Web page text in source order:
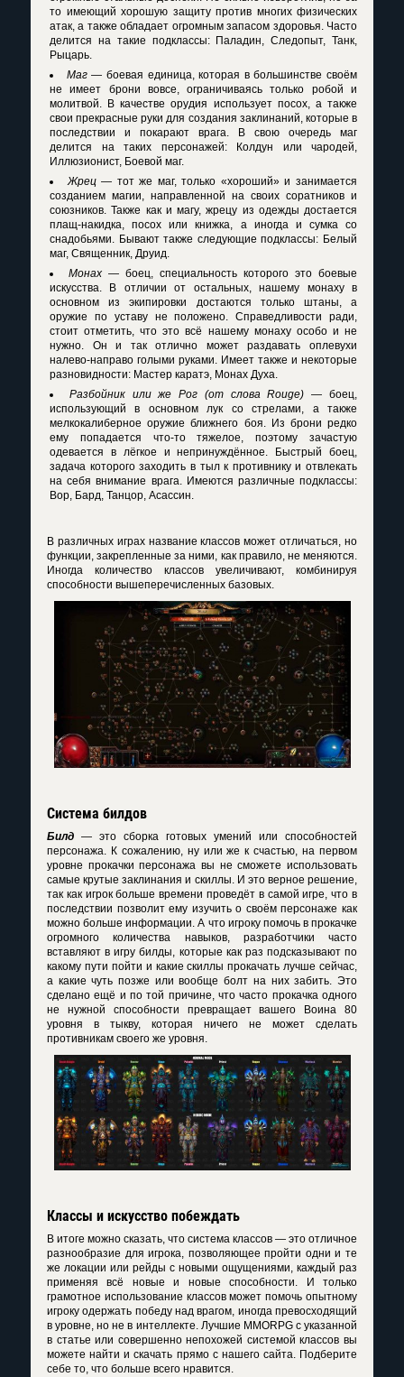
то имеющий хорошую защиту против многих физических
атак, а также обладает огромным запасом здоровья. Часто
делится на такие подклассы: Паладин, Следопыт, Танк,
Рыцарь.
Маг— боевая единица, которая в большинстве своём
не имеет брони вовсе, ограничиваясь только робой и
молитвой. В качестве орудия использует посох, а также
свои прекрасные руки для создания заклинаний, которые в
последствии и покарают врага. В свою очередь маг
делится на таких персонажей: Колдун или чародей,
Иллюзионист, Боевой маг.
Жрец— тот же маг, только «хороший» и занимается
созданием магии, направленной на своих соратников и
союзников. Также как и магу, жрецу из одежды достается
плащ-накидка, посох или книжка, а иногда и сумка со
снадобьями. Бывают также следующие подклассы: Белый
маг, Священник, Друид.
Монах — боец, специальность которого это боевые
искусства. В отличии от остальных, нашему монаху в
основном из экипировки достаются только штаны, а
оружие по уставу не положено. Справедливости ради,
стоит отметить, что это всё нашему монаху особо и не
нужно. Он и так отлично может раздавать оплевухи
налево-направо голыми руками. Имеет также и некоторые
разновидности: Мастер каратэ, Монах Духа.
Разбойник или же Рог (от слова Rouge) — боец,
использующий в основном лук со стрелами, а также
мелкокалиберное оружие ближнего боя. Из брони редко
ему попадается что-то тяжелое, поэтому зачастую
одевается в лёгкое и непринуждённое. Быстрый боец,
задача которого заходить в тыл к противнику и отвлекать
на себя внимание врага. Имеются различные подклассы:
Вор, Бард, Танцор, Асассин.
В различных играх название классов может отличаться, но
функции, закрепленные за ними, как правило, не меняются.
Иногда количество классов увеличивают, комбинируя
способности вышеперечисленных базовых.
Система билдов
Билд — это сборка готовых умений или способностей
персонажа. К сожалению, ну или же к счастью, на первом
уровне прокачки персонажа вы не сможете использовать
самые крутые заклинания и скиллы. И это верное решение,
так как игрок больше времени проведёт в самой игре, что в
последствии позволит ему изучить о своём персонаже как
можно больше информации. А что игроку помочь в прокачке
огромного количества навыков, разработчики часто
вставляют в игру билды, которые как раз подсказывают по
какому пути пойти и какие скиллы прокачать лучше сейчас,
а какие чуть позже или вообще болт на них забить. Это
сделано ещё и по той причине, что часто прокачка одного
не нужной способности превращает вашего Воина 80
уровня в тыкву, которая ничего не может сделать
противникам своего же уровня.
Классы и искусство побеждать
В итоге можно сказать, что система классов — это отличное
разнообразие для игрока, позволяющее пройти одни и те
же локации или рейды с новыми ощущениями, каждый раз
применяя всё новые и новые способности. И только
грамотное использование классов может помочь опытному
игроку одержать победу над врагом, иногда превосходящий
в уровне, но не в интеллекте. Лучшие MMORPG с указанной
в статье или совершенно непохожей системой классов вы
можете найти и скачать прямо с нашего сайта. Подберите
себе то, что больше всего нравится.